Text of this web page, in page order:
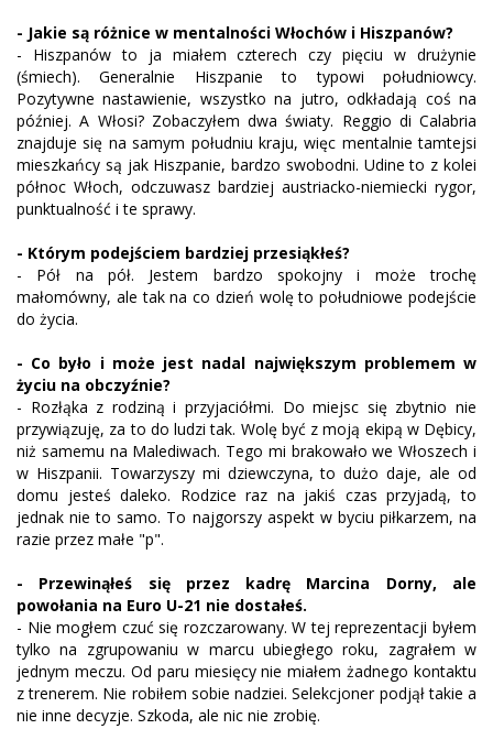
- Jakie są różnice w mentalności Włochów i Hiszpanów?
- Hiszpanów to ja miałem czterech czy pięciu w drużynie
(śmiech). Generalnie Hiszpanie to typowi południowcy.
Pozytywne nastawienie, wszystko na jutro, odkładają coś na
później. A Włosi? Zobaczyłem dwa światy. Reggio di Calabria
znajduje się na samym południu kraju, więc mentalnie tamtejsi
mieszkańcy są jak Hiszpanie, bardzo swobodni. Udine to z kolei
północ Włoch, odczuwasz bardziej austriacko-niemiecki rygor,
punktualność i te sprawy.
- Którym podejściem bardziej przesiąkłeś?
- Pół na pół. Jestem bardzo spokojny i może trochę
małomówny, ale tak na co dzień wolę to południowe podejście
do życia.
- Co było i może jest nadal największym problemem w
życiu na obczyźnie?
- Rozłąka z rodziną i przyjaciółmi. Do miejsc się zbytnio nie
przywiązuję, za to do ludzi tak. Wolę być z moją ekipą w Dębicy,
niż samemu na Malediwach. Tego mi brakowało we Włoszech i
w Hiszpanii. Towarzyszy mi dziewczyna, to dużo daje, ale od
domu jesteś daleko. Rodzice raz na jakiś czas przyjadą, to
jednak nie to samo. To najgorszy aspekt w byciu piłkarzem, na
razie przez małe "p".
- Przewinąłeś się przez kadrę Marcina Dorny, ale
powołania na Euro U-21 nie dostałeś.
- Nie mogłem czuć się rozczarowany. W tej reprezentacji byłem
tylko na zgrupowaniu w marcu ubiegłego roku, zagrałem w
jednym meczu. Od paru miesięcy nie miałem żadnego kontaktu
z trenerem. Nie robiłem sobie nadziei. Selekcjoner podjął takie a
nie inne decyzje. Szkoda, ale nic nie zrobię.